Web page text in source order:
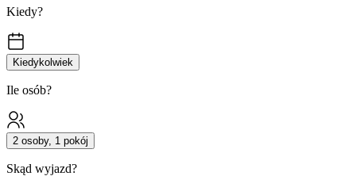
Kiedy?
Kiedykolwiek
Ile osób?
2 osoby, 1 pokój
Skąd wyjazd?